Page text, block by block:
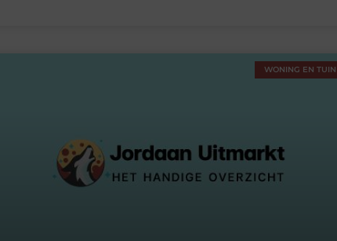
WONING EN TUIN